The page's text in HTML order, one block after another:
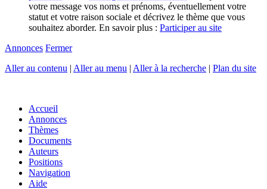
votre message vos noms et prénoms, éventuellement votre
statut et votre raison sociale et décrivez le thème que vous
souhaitez aborder. En savoir plus : Participer au site
Annonces Fermer
Aller au contenu | Aller au menu | Aller à la recherche | Plan du site
Accueil
Annonces
Thèmes
Documents
Auteurs
Positions
Navigation
Aide